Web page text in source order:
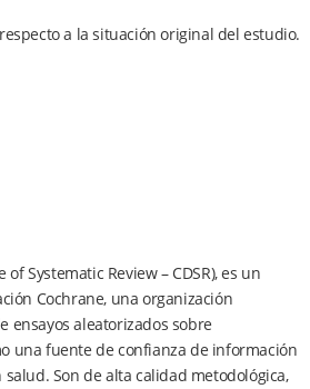
a la situación original del estudio.
Systematic Review – CDSR), es un
Cochrane, una organización
ensayos aleatorizados sobre
una fuente de confianza de información
Son de alta calidad metodológica,